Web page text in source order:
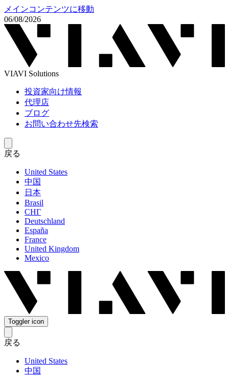
メインコンテンツに移動
06/08/2026
VIAVI Solutions
投資家向け情報
代理店
ブログ
お問い合わせ先検索
戻る
United States
中国
日本
Brasil
СНГ
Deutschland
España
France
United Kingdom
Mexico
Toggler icon
戻る
United States
中国